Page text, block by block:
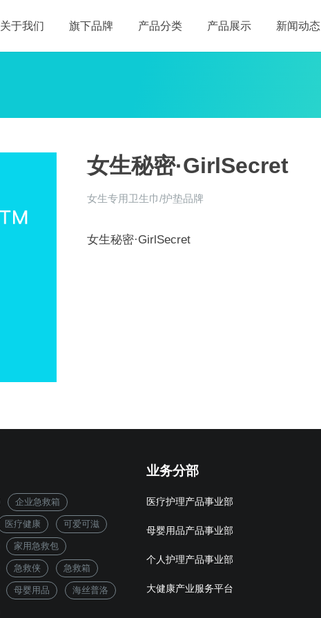
关于我们 旗下品牌 产品分类 产品展示 新闻动态
女生秘密·GirlSecret
女生专用卫生巾/护垫品牌
女生秘密·GirlSecret
企业急救箱
医疗健康 可爱可滋
家用急救包
急救侠 急救箱
母婴用品 海丝普洛
业务分部
医疗护理产品事业部
母婴用品产品事业部
个人护理产品事业部
大健康产业服务平台